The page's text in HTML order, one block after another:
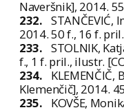
Naveršnik], 2014.
232. STANČEVIĆ,
2014. 50 f., 16 f.
233. STOLNIK,
f., 1 f. pril., ilustr.
234.
KLEMENČIČ,
Klemenčič], 2014.
235.
KOVŠE,